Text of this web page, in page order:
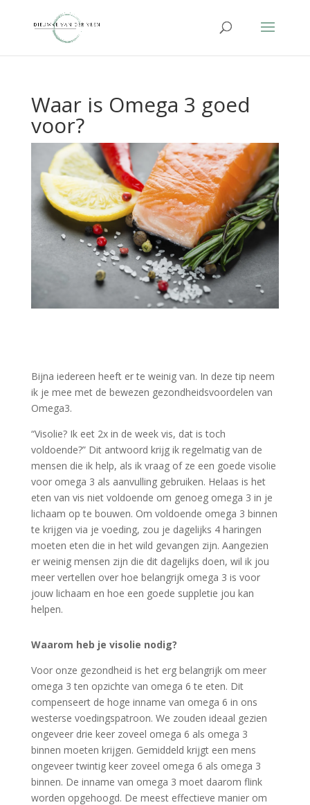
Waar is Omega 3 goed
voor?
Bijna iedereen heeft er te weinig van. In deze tip neem
ik je mee met de bewezen gezondheidsvoordelen van
Omega3.
“Visolie? Ik eet 2x in de week vis, dat is toch
voldoende?” Dit antwoord krijg ik regelmatig van de
mensen die ik help, als ik vraag of ze een goede visolie
voor omega 3 als aanvulling gebruiken. Helaas is het
eten van vis niet voldoende om genoeg omega 3 in je
lichaam op te bouwen. Om voldoende omega 3 binnen
te krijgen via je voeding, zou je dagelijks 4 haringen
moeten eten die in het wild gevangen zijn. Aangezien
er weinig mensen zijn die dit dagelijks doen, wil ik jou
meer vertellen over hoe belangrijk omega 3 is voor
jouw lichaam en hoe een goede suppletie jou kan
helpen.
Waarom heb je visolie nodig?
Voor onze gezondheid is het erg belangrijk om meer
omega 3 ten opzichte van omega 6 te eten. Dit
compenseert de hoge inname van omega 6 in ons
westerse voedingspatroon. We zouden ideaal gezien
ongeveer drie keer zoveel omega 6 als omega 3
binnen moeten krijgen. Gemiddeld krijgt een mens
ongeveer twintig keer zoveel omega 6 als omega 3
binnen. De inname van omega 3 moet daarom flink
worden opgehoogd. De meest effectieve manier om